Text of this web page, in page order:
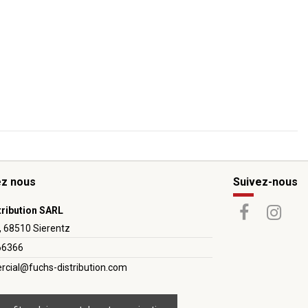
nous
SARL
68510 Sierentz
distribution.com
Suivez-nous